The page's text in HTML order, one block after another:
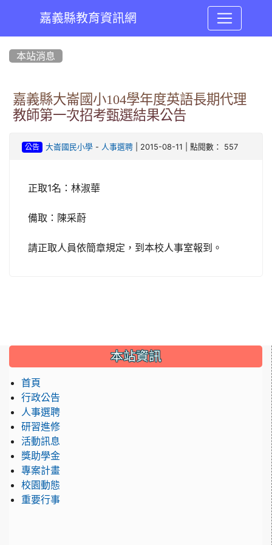
嘉義縣教育資訊網
本站消息
嘉義縣大崙國小104學年度英語長期代理
教師第一次招考甄選結果公告
公告 大崙國民小學- 人事選聘| 2015-08-11 | 點閱數： 557
正取1名 ： 林淑華
備取 ：陳采蔚
請正取人員依簡章規定，到本校人事室報到 。
::: 本站資訊
首頁
行政公告
人事選聘
研習進修
活動訊息
獎助學金
專案計畫
校園動態
重要行事